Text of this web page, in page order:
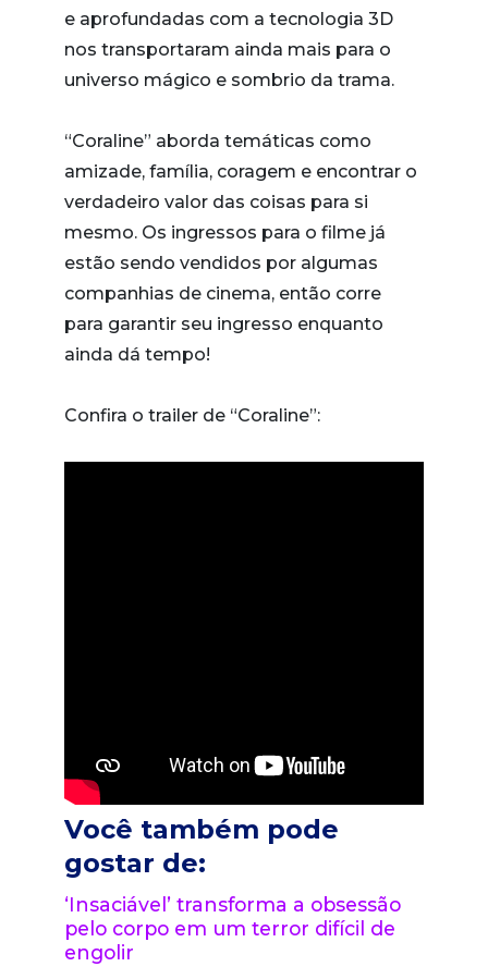
e aprofundadas com a tecnologia 3D
nos transportaram ainda mais para o
universo mágico e sombrio da trama.
“Coraline” aborda temáticas como
amizade, família, coragem e encontrar o
verdadeiro valor das coisas para si
mesmo. Os ingressos para o filme já
estão sendo vendidos por algumas
companhias de cinema, então corre
para garantir seu ingresso enquanto
ainda dá tempo!
Confira o trailer de “Coraline”:
Você também pode
gostar de:
‘Insaciável’ transforma a obsessão
pelo corpo em um terror difícil de
engolir